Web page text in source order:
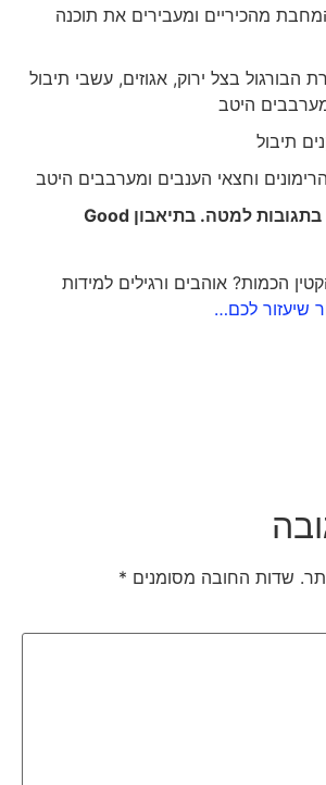
מהכיריים ומעבירים את תוכנה
בצל ירוק, אגוזים, עשבי תיבול
היטב
תיבול
וחצאי הענבים ומערבבים היטב
למטה. בתיאבוןGood
הכמות? אוהבים ורגילים למידות
לכם…
שדות החובה מסומנים*